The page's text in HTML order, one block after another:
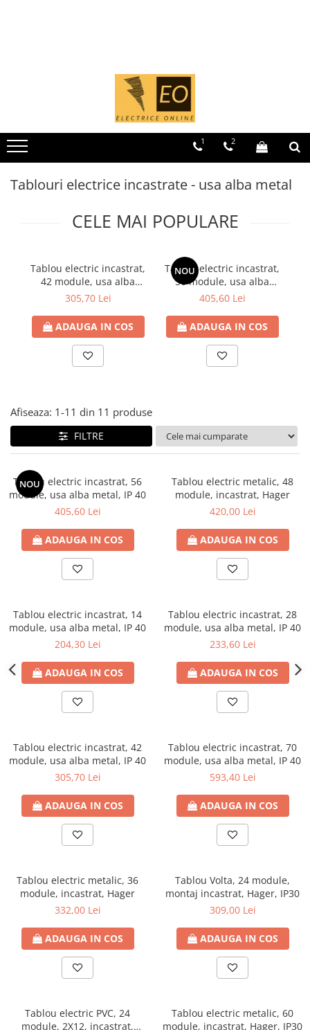
MCB - Sigurante automate
Curba C
1 Modul (1P+N)
Curba C
2 Module (2P)
4 Module (3P+N)
RCCB - Intrerupatoare de curent
RCCB - 100mA - tip A
RCCB - 30mA - tip A
RCBO - Intrerupatoare cu protectie
Curba B
RCBO - 30mA - tip A - Trifazat
Iluminat
Surse de iluminat
Banda LED si transformatoare
Becuri incandescente si halogn
Becuri si tuburi LED
Aplice perete
Plafoniere
Proiectoare
Spoturi tavan
Surse de iluminat tehnic si
Iluminat de siguranta
Iluminat pe sina magnetica
Paneluri LED
Corpuri de iluminat decorativ
interior/exterior
Accesorii pentru iluminat
Senzori de miscare, crepusculari si
ceasuri programabile
AFDD – Dispozitive de detectare a
defectului de arc electric
Cabluri electrice
Cleme si accesorii
1 2
Tablouri electrice incastrate - usa alba metal
CELE MAI POPULARE
Tablou electric incastrat,
42 module, usa alba
metal, IP 40
305,70 Lei
ADAUGA IN COS
NOU
Tablou electric incastrat,
56 module, usa alba
metal, IP 40
405,60 Lei
ADAUGA IN COS
Afiseaza: 1-11 din 11 produse
FILTRE
NOU
Tablou electric incastrat, 56
module, usa alba metal, IP 40
405,60 Lei
ADAUGA IN COS
Tablou electric metalic, 48
module, incastrat, Hager
420,00 Lei
ADAUGA IN COS
Tablou electric incastrat, 14
module, usa alba metal, IP 40
204,30 Lei
ADAUGA IN COS
Tablou electric incastrat, 28
module, usa alba metal, IP 40
233,60 Lei
ADAUGA IN COS
Tablou electric incastrat, 42
module, usa alba metal, IP 40
305,70 Lei
ADAUGA IN COS
Tablou electric incastrat, 70
module, usa alba metal, IP 40
593,40 Lei
ADAUGA IN COS
Tablou electric metalic, 36
module, incastrat, Hager
332,00 Lei
ADAUGA IN COS
Tablou Volta, 24 module,
montaj incastrat, Hager, IP30
309,00 Lei
ADAUGA IN COS
Tablou electric PVC, 24
module, 2X12, incastrat,
Tablou electric metalic, 60
module, incastrat, Hager, IP30